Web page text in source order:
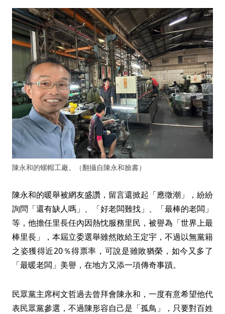
陳永和的螺帽工廠。（翻攝自陳永和臉書）
陳永和的暖舉被網友盛讚，留言還掀起「應徵潮」，紛紛
詢問「還有缺人嗎」、「好老闆難找」、「最棒的老闆」
等，他擔任里長任內因熱忱服務里民，被譽為「世界上最
棒里長」，本屆立委選舉雖然敗給王定宇，不過以無黨籍
之姿獲得近20％得票率，可說是雖敗猶榮，如今又多了
「最暖老闆」美譽，在地方又添一項傳奇事蹟。
民眾黨主席柯文哲過去曾拜會陳永和，一度有意希望他代
表民眾黨參選，不過陳形容自己是「孤鳥」，只要對百姓